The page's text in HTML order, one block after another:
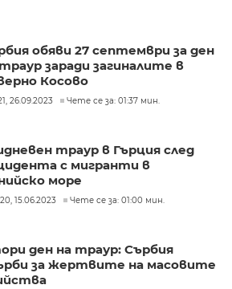
обяви 27 септември за ден
заради загиналите в
Косово
26.09.2023 Чете се за: 01:37 мин.
траур в Гърция след
с мигранти в
море
15.06.2023 Чете се за: 01:00 мин.
ден на траур: Сърбия
за жертвите на масовите